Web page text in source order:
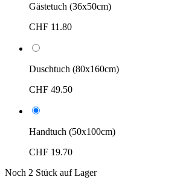
Gästetuch (36x50cm)
CHF 11.80
Duschtuch (80x160cm)
CHF 49.50
Handtuch (50x100cm)
CHF 19.70
Noch 2 Stück auf Lager